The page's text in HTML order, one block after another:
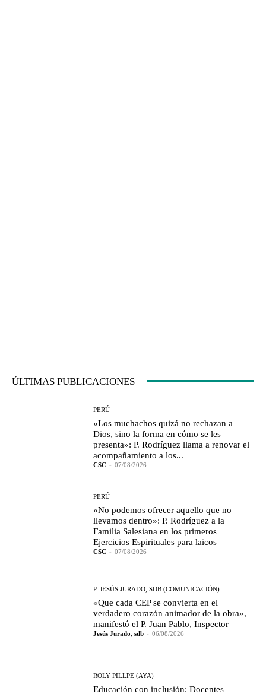
ÚLTIMAS PUBLICACIONES
PERÚ
«Los muchachos quizá no rechazan a
Dios, sino la forma en cómo se les
presenta»: P. Rodríguez llama a renovar el
acompañamiento a los...
CSC - 07/08/2026
PERÚ
«No podemos ofrecer aquello que no
llevamos dentro»: P. Rodríguez a la
Familia Salesiana en los primeros
Ejercicios Espirituales para laicos
CSC - 07/08/2026
P. JESÚS JURADO, SDB (COMUNICACIÓN)
«Que cada CEP se convierta en el
verdadero corazón animador de la obra»,
manifestó el P. Juan Pablo, Inspector
Jesús Jurado, sdb - 06/08/2026
ROLY PILLPE (AYA)
Educación con inclusión: Docentes